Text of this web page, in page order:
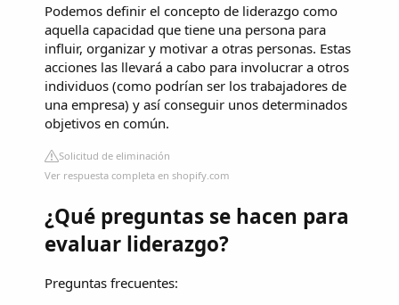
Podemos definir el concepto de liderazgo como
aquella capacidad que tiene una persona para
influir, organizar y motivar a otras personas. Estas
acciones las llevará a cabo para involucrar a otros
individuos (como podrían ser los trabajadores de
una empresa) y así conseguir unos determinados
objetivos en común.
Solicitud de eliminación
Ver respuesta completa en shopify.com
¿Qué preguntas se hacen para
evaluar liderazgo?
Preguntas frecuentes: